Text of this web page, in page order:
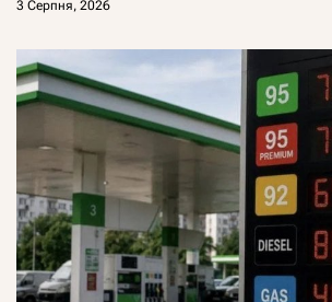
3 Серпня, 2026